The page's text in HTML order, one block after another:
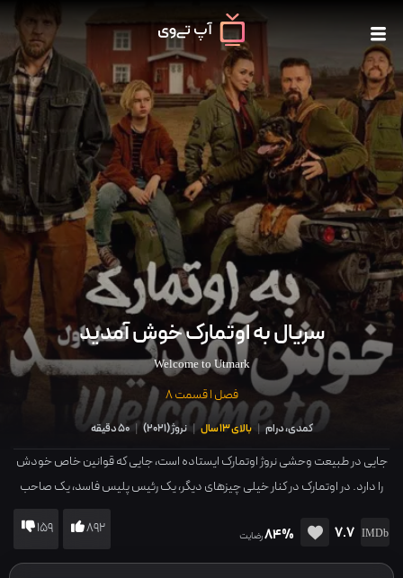
سریال به اوتمارک خوش آمدید
Welcome to Utmark
فصل 1 قسمت 8
کمدی، درام | بالای 13 سال | نروژ(
2021
)
| 50 دقیقه
جایی در طبیعت وحشی نروژ اوتمارک ایستاده است، جایی که قوانین خاص خودش
را دارد. در اوتمارک در کنار خیلی چیزهای دیگر، یک رئیس پلیس فاسد، یک صاحب
مغازه بدذات، یک چوپان خوشگذران و یک کشیش خدانشناس زندگی می کنند.
7.7
84%رضایت 892
159